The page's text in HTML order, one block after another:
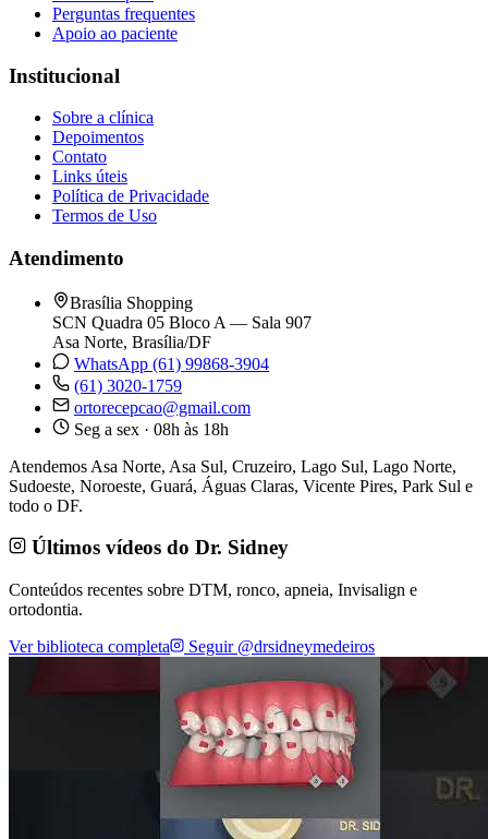
Perguntas frequentes
Apoio ao paciente
Institucional
Sobre a clínica
Depoimentos
Contato
Links úteis
Política de Privacidade
Termos de Uso
Atendimento
Brasília Shopping
SCN Quadra 05 Bloco A — Sala 907
Asa Norte, Brasília/DF
WhatsApp (61) 99868-3904
(61) 3020-1759
ortorecepcao@gmail.com
Seg a sex · 08h às 18h
Atendemos Asa Norte, Asa Sul, Cruzeiro, Lago Sul, Lago Norte,
Sudoeste, Noroeste, Guará, Águas Claras, Vicente Pires, Park Sul e
todo o DF.
Últimos vídeos do Dr. Sidney
Conteúdos recentes sobre DTM, ronco, apneia, Invisalign e
ortodontia.
Ver biblioteca completa
Seguir @drsidneymedeiros